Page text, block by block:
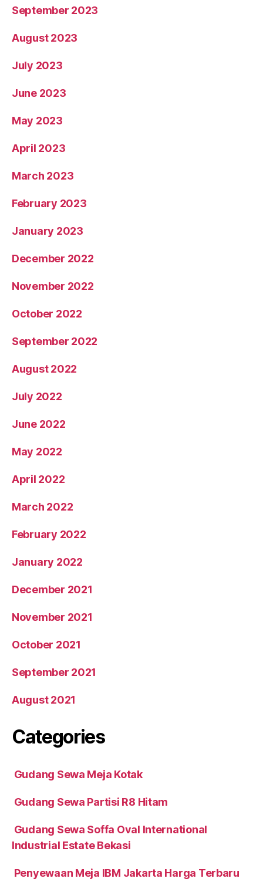
September 2023
August 2023
July 2023
June 2023
May 2023
April 2023
March 2023
February 2023
January 2023
December 2022
November 2022
October 2022
September 2022
August 2022
July 2022
June 2022
May 2022
April 2022
March 2022
February 2022
January 2022
December 2021
November 2021
October 2021
September 2021
August 2021
Categories
Gudang Sewa Meja Kotak
Gudang Sewa Partisi R8 Hitam
Gudang Sewa Soffa Oval International
Industrial Estate Bekasi
Penyewaan Meja IBM Jakarta Harga Terbaru